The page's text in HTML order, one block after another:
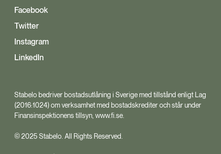
Facebook
Twitter
Instagram
LinkedIn
Stabelo bedriver bostadsutlåning i Sverige med tillstånd enligt Lag
(2016:1024) om verksamhet med bostadskrediter och står under
Finansinspektionens tillsyn, www.fi.se.
© 2025 Stabelo. All Rights Reserved.